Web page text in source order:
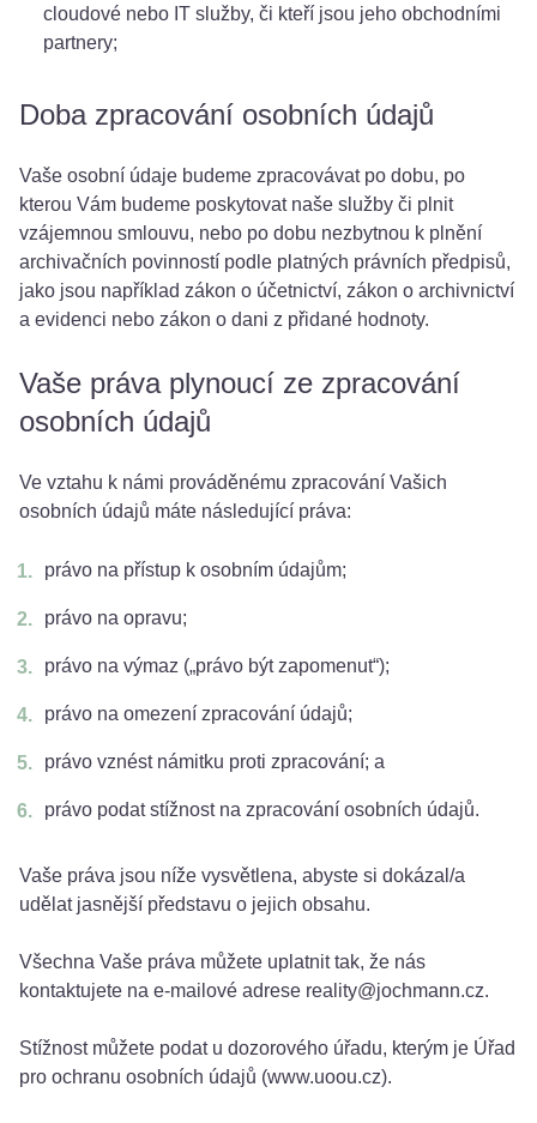
cloudové nebo IT služby, či kteří jsou jeho obchodními
partnery;
Doba zpracování osobních údajů
Vaše osobní údaje budeme zpracovávat po dobu, po
kterou Vám budeme poskytovat naše služby či plnit
vzájemnou smlouvu, nebo po dobu nezbytnou k plnění
archivačních povinností podle platných právních předpisů,
jako jsou například zákon o účetnictví, zákon o archivnictví
a evidenci nebo zákon o dani z přidané hodnoty.
Vaše práva plynoucí ze zpracování
osobních údajů
Ve vztahu k námi prováděnému zpracování Vašich
osobních údajů máte následující práva:
právo na přístup k osobním údajům;
právo na opravu;
právo na výmaz („právo být zapomenut“);
právo na omezení zpracování údajů;
právo vznést námitku proti zpracování; a
právo podat stížnost na zpracování osobních údajů.
Vaše práva jsou níže vysvětlena, abyste si dokázal/a
udělat jasnější představu o jejich obsahu.
Všechna Vaše práva můžete uplatnit tak, že nás
kontaktujete na e-mailové adrese reality@jochmann.cz.
Stížnost můžete podat u dozorového úřadu, kterým je Úřad
pro ochranu osobních údajů (www.uoou.cz).